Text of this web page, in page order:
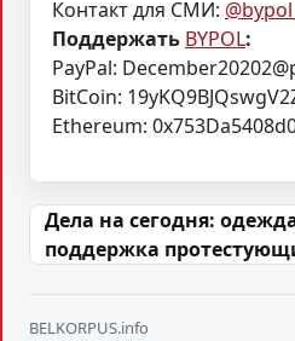
Контакт для СМИ:
Поддержать BYPOL:
PayPal:
BitCoin:
Ethereum:
Навігацыя па
Дела на сегодня:
поддержка
BELKORPUS.info